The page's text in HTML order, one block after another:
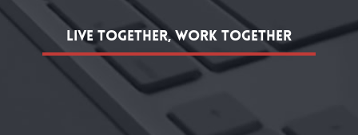
live together, work together